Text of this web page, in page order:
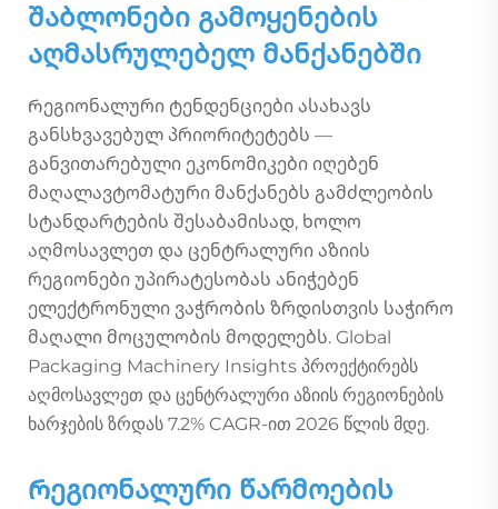
შაბლონები გამოყენების
აღმასრულებელ მანქანებში
Რეგიონალური ტენდენციები ასახავს
განსხვავებულ პრიორიტეტებს —
განვითარებული ეკონომიკები იღებენ
მაღალავტომატური მანქანებს გამძლეობის
სტანდარტების შესაბამისად, ხოლო
აღმოსავლეთ და ცენტრალური აზიის
რეგიონები უპირატესობას ანიჭებენ
ელექტრონული ვაჭრობის ზრდისთვის საჭირო
მაღალი მოცულობის მოდელებს. Global
Packaging Machinery Insights პროექტირებს
აღმოსავლეთ და ცენტრალური აზიის რეგიონების
ხარჯების ზრდას 7.2% CAGR-ით 2026 წლის მდე.
Რეგიონალური წარმოების